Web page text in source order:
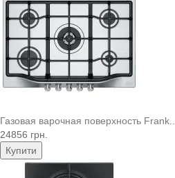
Газовая варочная поверхность Frank..
24856 грн.
Купити